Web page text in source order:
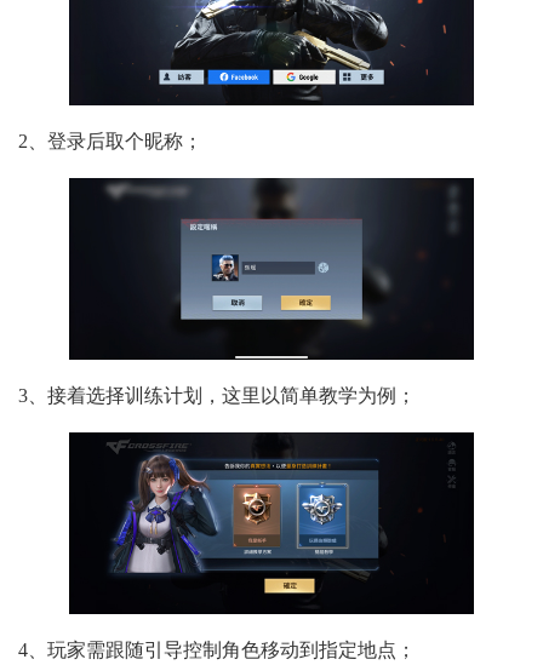
2、登录后取个昵称；
3、接着选择训练计划，这里以简单教学为例；
4、玩家需跟随引导控制角色移动到指定地点；